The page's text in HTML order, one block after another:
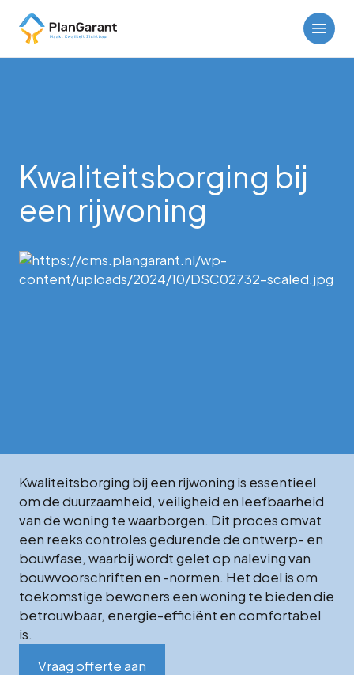
Kwaliteitsborging bij
een rijwoning
Kwaliteitsborging bij een rijwoning is essentieel
om de duurzaamheid, veiligheid en leefbaarheid
van de woning te waarborgen. Dit proces omvat
een reeks controles gedurende de ontwerp- en
bouwfase, waarbij wordt gelet op naleving van
bouwvoorschriften en -normen. Het doel is om
toekomstige bewoners een woning te bieden die
betrouwbaar, energie-efficiënt en comfortabel
is.
Vraag offerte aan